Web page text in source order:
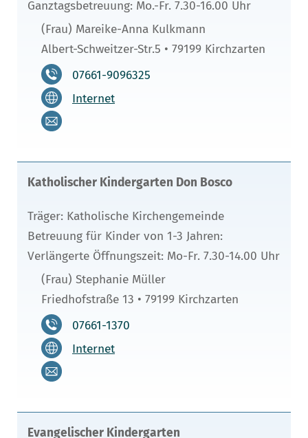
Ganztagsbetreuung: Mo.-Fr. 7.30-16.00 Uhr
(Frau) Mareike-Anna Kulkmann
Albert-Schweitzer-Str.5 • 79199 Kirchzarten
07661-9096325
Internet
Katholischer Kindergarten Don Bosco
Träger: Katholische Kirchengemeinde
Betreuung für Kinder von 1-3 Jahren:
Verlängerte Öffnungszeit: Mo-Fr. 7.30-14.00 Uhr
(Frau) Stephanie Müller
Friedhofstraße 13 • 79199 Kirchzarten
07661-1370
Internet
Evangelischer Kindergarten